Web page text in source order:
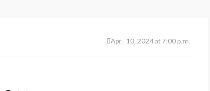
Apr.. 10, 2024 at 7:00 p.m.